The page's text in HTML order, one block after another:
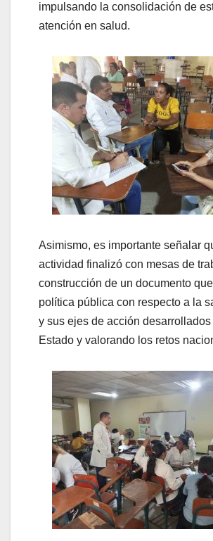
impulsando la consolidación de
atención en salud.
Asimismo, es importante señalar
actividad finalizó con mesas de
construcción de un documento
política pública con respecto a la
y sus ejes de acción desarrollados
Estado y valorando los retos